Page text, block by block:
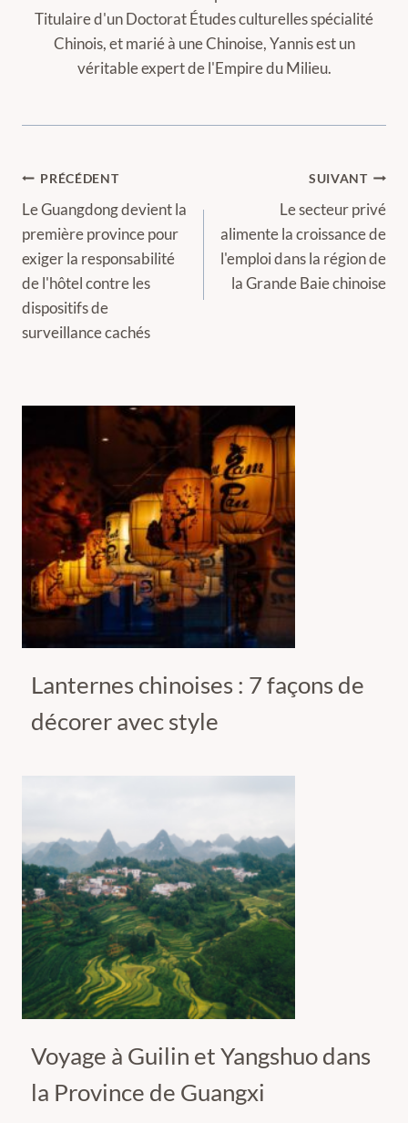
Titulaire d'un Doctorat Études culturelles spécialité
Chinois, et marié à une Chinoise, Yannis est un
véritable expert de l'Empire du Milieu.
Navigation
de
l’article
PRÉCÉDENT
Le Guangdong devient la
première province pour
exiger la responsabilité
de l'hôtel contre les
dispositifs de
surveillance cachés
SUIVANT
Le secteur privé
alimente la croissance de
l'emploi dans la région de
la Grande Baie chinoise
Lanternes chinoises : 7 façons de
décorer avec style
Voyage à Guilin et Yangshuo dans
la Province de Guangxi